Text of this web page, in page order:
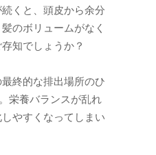
くと、頭皮から余分
のボリュームがなく
知でしょうか？
終的な排出場所のひ
栄養バランスが乱れ
やすくなってしまい